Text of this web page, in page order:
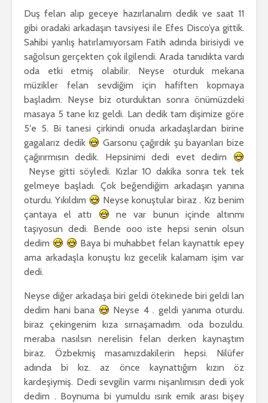
Duş felan alıp geceye hazırlanalım dedik ve saat 11
gibi oradaki arkadaşın tavsiyesi ile Efes Disco’ya gittik.
Sahibi yanlış hatırlamıyorsam Fatih adında birisiydi ve
sağolsun gerçekten çok ilgilendi. Arada tanıdıkta vardı
oda etki etmiş olabilir. Neyse oturduk mekana
müzikler felan sevdiğim için hafiften kopmaya
başladım. Neyse biz oturduktan sonra önümüzdeki
masaya 5 tane kız geldi. Lan dedik tam dişimize göre
5′e 5. Bi tanesi çirkindi onuda arkadaşlardan birine
gagalarız dedik
Garsonu çağırdık şu bayanları bize
çağırırmısın dedik. Hepsinimi dedi evet dedim
Neyse gitti söyledi. Kızlar 10 dakika sonra tek tek
gelmeye başladı. Çok beğendiğim arkadaşın yanına
oturdu. Yıkıldım
Neyse konuştular biraz . Kız benim
çantaya el attı
ne var bunun içinde altınmı
taşıyosun dedi. Bende ooo iste hepsi senin olsun
dedim
Baya bi muhabbet felan kaynattık epey
ama arkadaşla konuştu kız gecelik kalamam işim var
dedi.
Neyse diğer arkadaşa biri geldi ötekinede biri geldi lan
dedim hani bana
Neyse 4 . geldi yanıma oturdu.
biraz çekingenim kıza sırnaşamadım. oda bozuldu.
meraba nasılsın nerelisin felan derken kaynaştım
biraz. Özbekmiş masamızdakilerin hepsi. Nilüfer
adında bi kız. az önce kaynattığım kızın öz
kardeşiymiş. Dedi sevgilin varmı nişanlımısın dedi yok
dedim . Boynuma bi yumuldu ısırık emik arası bişey